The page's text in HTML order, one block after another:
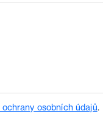
osobních údajů.